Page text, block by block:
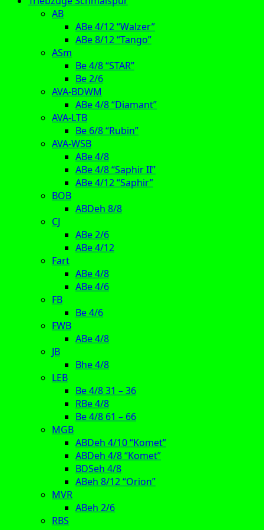
AB
ABe 4/12 “Walzer”
ABe 8/12 “Tango”
ASm
Be 4/8 “STAR”
Be 2/6
AVA-BDWM
ABe 4/8 “Diamant”
AVA-LTB
Be 6/8 “Rubin”
AVA-WSB
ABe 4/8
ABe 4/8 “Saphir II”
ABe 4/12 “Saphir”
BOB
ABDeh 8/8
CJ
ABe 2/6
ABe 4/12
Fart
ABe 4/8
ABe 4/6
FB
Be 4/6
FWB
ABe 4/8
JB
Bhe 4/8
LEB
Be 4/8 31 – 36
RBe 4/8
Be 4/8 61 – 66
MGB
ABDeh 4/10 “Komet”
ABDeh 4/8 “Komet”
BDSeh 4/8
ABeh 8/12 “Orion”
MVR
ABeh 2/6
RBS